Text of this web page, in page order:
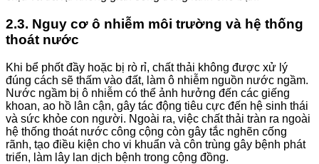
2.3. Nguy cơ ô nhiễm môi trường và hệ thống
thoát nước
Khi bể phốt đầy hoặc bị rò rỉ, chất thải không được xử lý
đúng cách sẽ thấm vào đất, làm ô nhiễm nguồn nước ngầm.
Nước ngầm bị ô nhiễm có thể ảnh hưởng đến các giếng
khoan, ao hồ lân cận, gây tác động tiêu cực đến hệ sinh thái
và sức khỏe con người. Ngoài ra, việc chất thải tràn ra ngoài
hệ thống thoát nước công cộng còn gây tắc nghẽn cống
rãnh, tạo điều kiện cho vi khuẩn và côn trùng gây bệnh phát
triển, làm lây lan dịch bệnh trong cộng đồng.